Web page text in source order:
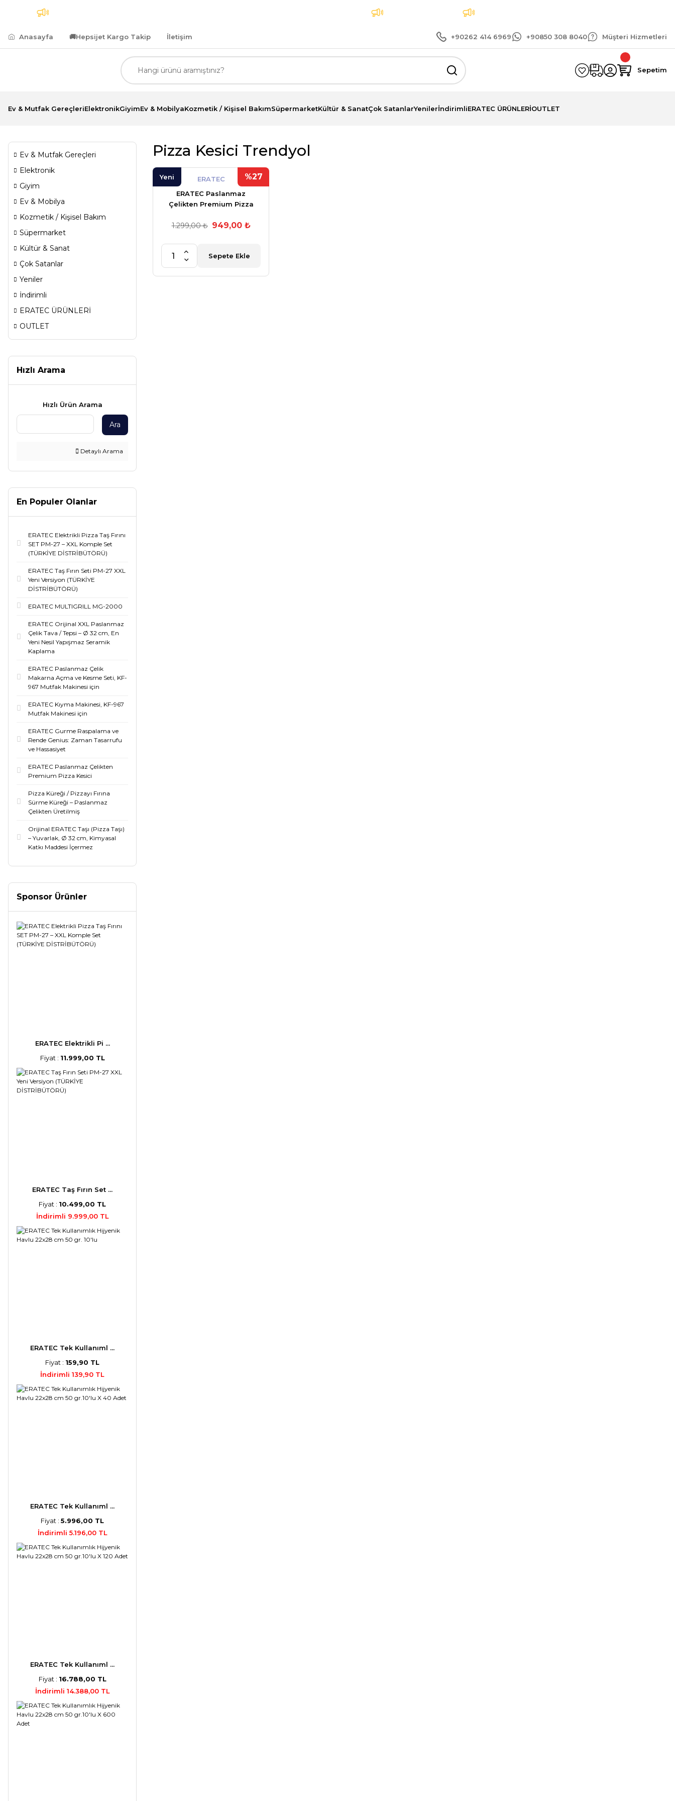
7.500,00 TL ve Üzeri Alımlarda Kredi Kartına Peşin Fiyatına 3 Taksit İmkanı Aynı Gün Teslimat Tüm siparişlerinizde geçerli 1.500 TL ve üzeri
Anasayfa 🚚Hepsijet Kargo Takip İletişim +90262 414 6969 +90850 308 8040 Müşteri Hizmetleri
Sepetim
Ev & Mutfak GereçleriElektronikGiyimEv & MobilyaKozmetik / Kişisel BakımSüpermarketKültür & SanatÇok SatanlarYenilerİndirimliERATEC ÜRÜNLERİOUTLET
Ev & Mutfak Gereçleri
Elektronik
Giyim
Ev & Mobilya
Kozmetik / Kişisel Bakım
Süpermarket
Kültür & Sanat
Çok Satanlar
Yeniler
İndirimli
ERATEC ÜRÜNLERİ
OUTLET
Hızlı Arama
Hızlı Ürün Arama
Ara
Detaylı Arama
En Populer Olanlar
ERATEC Elektrikli Pizza Taş Fırını
SET PM-27 – XXL Komple Set
(TÜRKİYE DİSTRİBÜTÖRÜ)
ERATEC Taş Fırın Seti PM-27 XXL
Yeni Versiyon (TÜRKİYE
DİSTRİBÜTÖRÜ)
ERATEC MULTIGRILL MG-2000
ERATEC Orijinal XXL Paslanmaz
Çelik Tava / Tepsi – Ø 32 cm, En
Yeni Nesil Yapışmaz Seramik
Kaplama
ERATEC Paslanmaz Çelik
Makarna Açma ve Kesme Seti, KF-
967 Mutfak Makinesi için
ERATEC Kıyma Makinesi, KF-967
Mutfak Makinesi için
ERATEC Gurme Raspalama ve
Rende Genius: Zaman Tasarrufu
ve Hassasiyet
ERATEC Paslanmaz Çelikten
Premium Pizza Kesici
Pizza Küreği / Pizzayı Fırına
Sürme Küreği – Paslanmaz
Çelikten Üretilmiş
Orijinal ERATEC Taşı (Pizza Taşı)
– Yuvarlak, Ø 32 cm, Kimyasal
Katkı Maddesi İçermez
Sponsor Ürünler
ERATEC Elektrikli Pi ...
Fiyat : 11.999,00 TL
ERATEC Taş Fırın Set ...
Fiyat : 10.499,00 TL
İndirimli 9.999,00 TL
ERATEC Tek Kullanıml ...
Fiyat : 159,90 TL
İndirimli 139,90 TL
ERATEC Tek Kullanıml ...
Fiyat : 5.996,00 TL
İndirimli 5.196,00 TL
ERATEC Tek Kullanıml ...
Fiyat : 16.788,00 TL
İndirimli 14.388,00 TL
Pizza Kesici Trendyol
Yeni %27
ERATEC
ERATEC Paslanmaz
Çelikten Premium Pizza
1.299,00 ₺ 949,00 ₺
Sepete Ekle